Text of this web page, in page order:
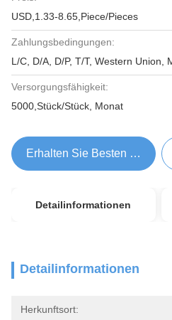
USD,1.33-8.65,Piece/Pieces
Zahlungsbedingungen:
L/C, D/A, D/P, T/T, Western Union,
Versorgungsfähigkeit:
5000,Stück/Stück, Monat
Erhalten Sie Besten Preis
Detailinformationen
Detailinformationen
Herkunftsort: